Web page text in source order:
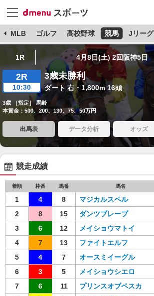
MLB ゴルフ 高校野球 競馬 Jリーグ
1R 4月8日(土) 2回阪神5日
2R
10:30
3歳未勝利
ダート 右・1,800m 16頭
3歳 ［指定］ 馬齢
本賞金：500、200、130、75、50万円
出馬表 データ分析 オッズ
競走成績
着順 枠番 馬番 馬名
1 4 8 マジカルスペル
2
8 15 ダンツブレーブ
3
6 12 メイショウマトイ
4
7 13 ファイトエルフ
5
4 7 オースミイーグル
6
3 5 メイショウシエロ
7
6 11 プリンスオブペスカ